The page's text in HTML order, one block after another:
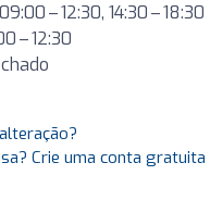
– 12:30, 14:30 – 18:30
– 12:30
Crie uma conta